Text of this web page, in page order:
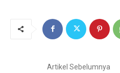
Artikel Sebelumnya